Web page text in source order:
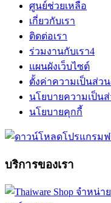
ศูนย์ช่วยเหลือ
เกี่ยวกับเรา
ติดต่อเรา
ร่วมงานกับเรา4
แผนผังเว็บไซต์
ตั้งค่าความเป็นส่ว
นโยบายความเป็น
นโยบายคุกกี้
บริการของเรา